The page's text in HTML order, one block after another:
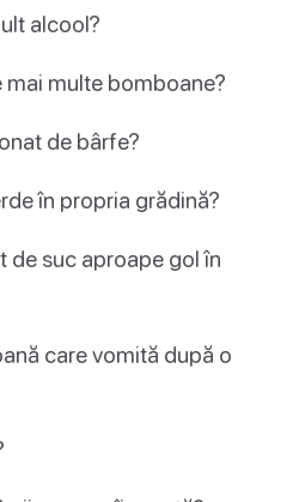
alcool?
mai multe bomboane?
de bârfe?
în propria grădină?
de suc aproape gol în
care vomită după o